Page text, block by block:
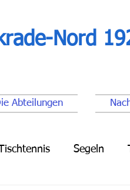
Nord
Abteilungen
Segeln